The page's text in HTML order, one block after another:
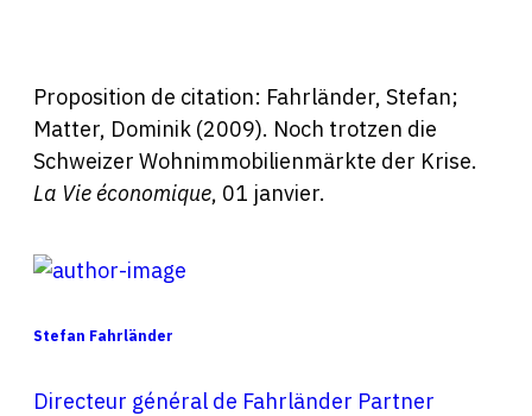
Proposition de citation: Fahrländer, Stefan;
Matter, Dominik (2009). Noch trotzen die
Schweizer Wohnimmobilienmärkte der Krise.
La Vie économique, 01 janvier.
Stefan Fahrländer
Directeur général de Fahrländer Partner